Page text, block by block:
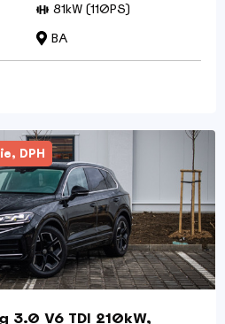
81kW (110PS)
BA
DPH
3.0 V6 TDI 210kW,